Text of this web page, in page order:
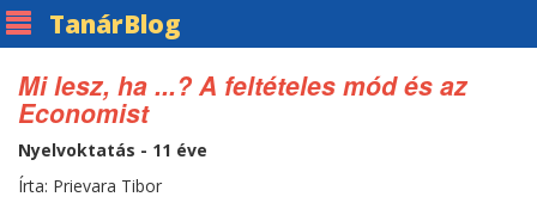
TanárBlog
Mi lesz, ha ...? A feltételes mód és az
Economist
Nyelvoktatás - 11 éve
Írta: Prievara Tibor